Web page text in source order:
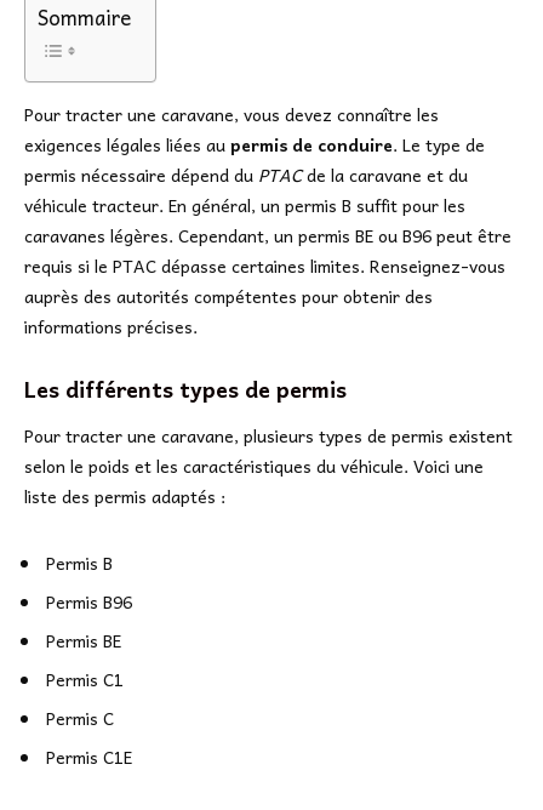
Sommaire
Pour tracter une caravane, vous devez connaître les
exigences légales liées aupermis de conduire. Le type de
permis nécessaire dépend du PTACde la caravane et du
véhicule tracteur. En général, un permis B suffit pour les
caravanes légères. Cependant, un permis BE ou B96 peut être
requis si le PTAC dépasse certaines limites. Renseignez-vous
auprès des autorités compétentes pour obtenir des
informations précises.
Les différents types de permis
Pour tracter une caravane, plusieurs types de permis existent
selon le poids et les caractéristiques du véhicule. Voici une
liste des permis adaptés :
Permis B
Permis B96
Permis BE
Permis C1
Permis C
Permis C1E